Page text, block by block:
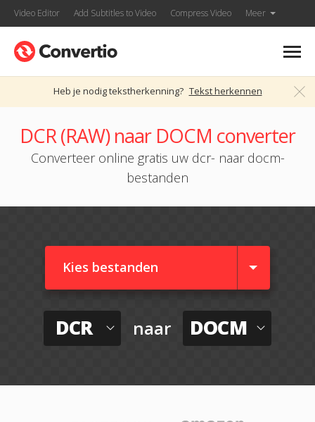
Video Editor Add Subtitles to Video Compress Video Meer
Heb je nodig tekstherkenning? Tekst herkennen
DCR (RAW) naar DOCM converter
Converteer online gratis uw dcr- naar docm-
bestanden
Kies bestanden
DCR naar DOCM